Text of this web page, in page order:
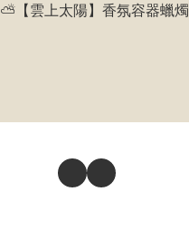
⛅️【雲上太陽】香氛容器蠟燭